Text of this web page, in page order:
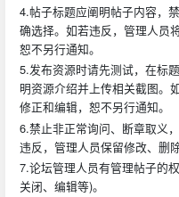
4.帖子标题应阐明帖子内容，
确选择。如若违反，管理人员
恕不另行通知。
5.发布资源时请先测试，在标
明资源介绍并上传相关截图。
修正和编辑，恕不另行通知。
6.禁止非正常询问、断章取义
违反，管理人员保留修改、删
7.论坛管理人员有管理帖子的
关闭、编辑等)。